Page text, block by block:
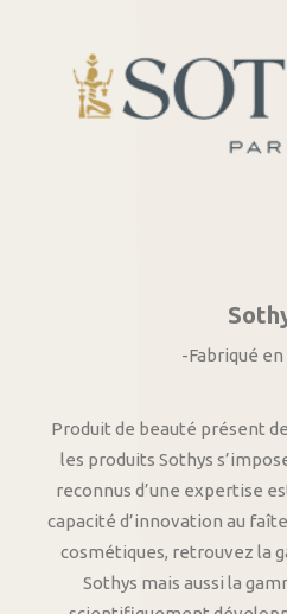
-Fabriqué
Produit de beauté présent
les produits Sothys
reconnus d’une expertise
capacité d’innovation au
cosmétiques, retrouvez la
Sothys mais aussi la